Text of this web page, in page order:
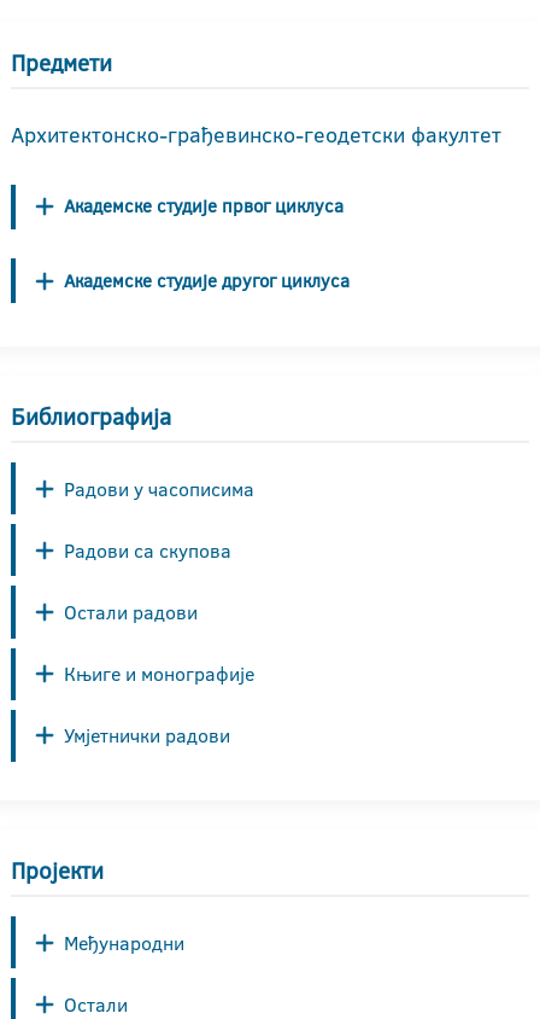
Предмети
Архитектонско-грађевинско-геодетски факултет
Академске студије првог циклуса
Академске студије другог циклуса
Библиографија
Радови у часописима
Радови са скупова
Остали радови
Књиге и монографије
Умјетнички радови
Пројекти
Међународни
Остали